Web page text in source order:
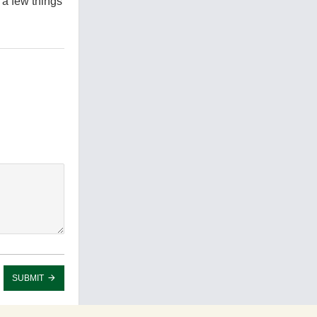
SUBMIT